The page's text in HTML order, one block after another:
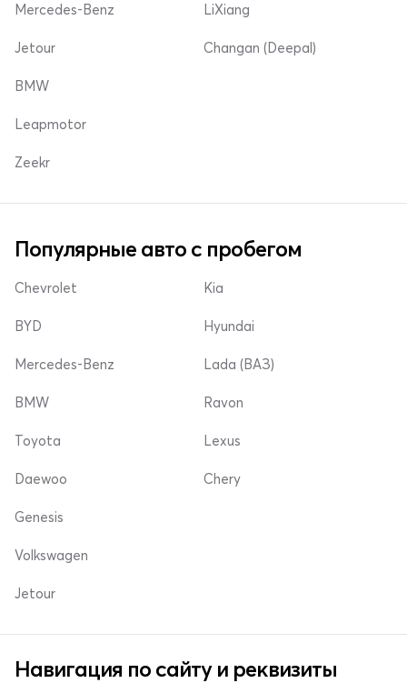
Mercedes-Benz
Jetour
LiXiang
Changan (Deepal)
BMW
Leapmotor
Zeekr
Популярные авто с пробегом
Chevrolet
BYD
Mercedes-Benz
Kia
Hyundai
Lada (ВАЗ)
BMW
Toyota
Daewoo
Ravon
Lexus
Chery
Genesis
Volkswagen
Jetour
Навигация по сайту и реквизиты